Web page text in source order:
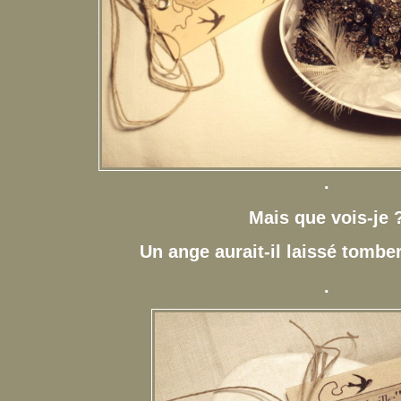
.
Mais que vois-je
Un ange aurait-il laissé
.